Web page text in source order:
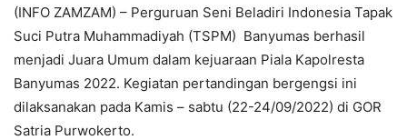
(INFO ZAMZAM) – Perguruan Seni Beladiri Indonesia Tapak
Suci Putra Muhammadiyah (TSPM) Banyumas berhasil
menjadi Juara Umum dalam kejuaraan Piala Kapolresta
Banyumas 2022. Kegiatan pertandingan bergengsi ini
dilaksanakan pada Kamis – sabtu (22-24/09/2022) di GOR
Satria Purwokerto.